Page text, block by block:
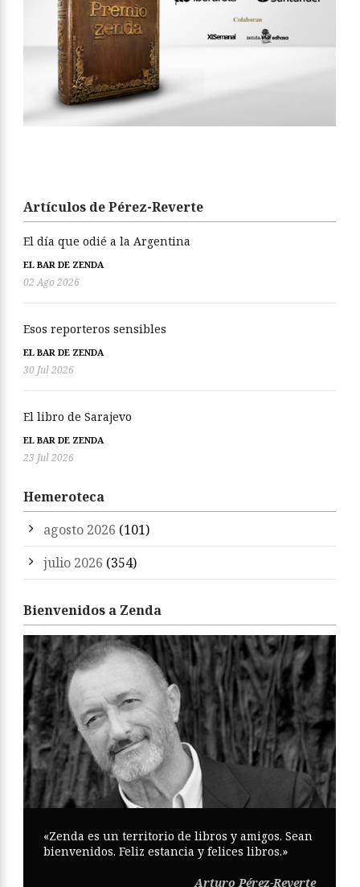
Artículos de Pérez-Reverte
El día que odié a la Argentina
EL BAR DE ZENDA
02 Ago 2026
Esos reporteros sensibles
EL BAR DE ZENDA
30 Jul 2026
El libro de Sarajevo
EL BAR DE ZENDA
23 Jul 2026
Hemeroteca
agosto 2026 (101)
julio 2026 (354)
Bienvenidos a Zenda
«Zenda es un territorio de libros y amigos. Sean
bienvenidos. Feliz estancia y felices libros.»
Arturo Pérez-Reverte